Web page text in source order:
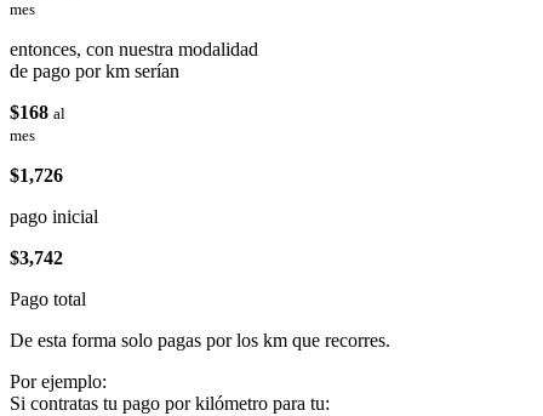
mes
entonces, con nuestra modalidad
de pago por km serían
$168 al
mes
$1,726
pago inicial
$3,742
Pago total
De esta forma solo pagas por los km que recorres.
Por ejemplo:
Si contratas tu pago por kilómetro para tu: